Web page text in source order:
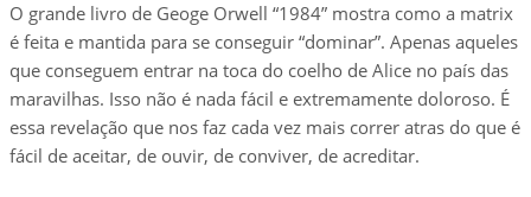
O grande livro de Geoge Orwell “1984” mostra como a matrix
é feita e mantida para se conseguir “dominar”. Apenas aqueles
que conseguem entrar na toca do coelho de Alice no país das
maravilhas. Isso não é nada fácil e extremamente doloroso. É
essa revelação que nos faz cada vez mais correr atras do que é
fácil de aceitar, de ouvir, de conviver, de acreditar.